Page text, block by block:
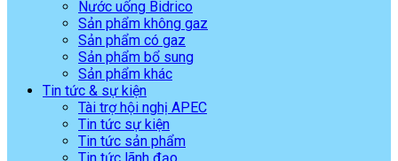
Nước uống Bidrico
Sản phẩm không gaz
Sản phẩm có gaz
Sản phẩm bổ sung
Sản phẩm khác
Tin tức & sự kiện
Tài trợ hội nghị APEC
Tin tức sự kiện
Tin tức sản phẩm